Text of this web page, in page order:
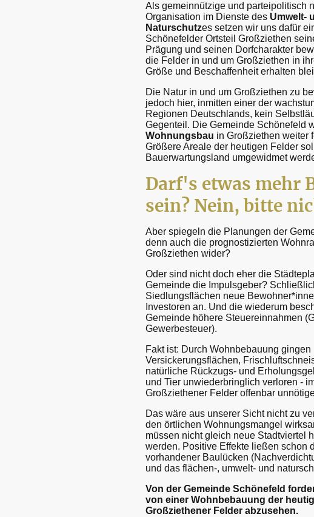
Als gemeinnützige und parteipolitisch
Organisation im Dienste des Umwelt-
Naturschutzes setzen wir uns dafür
Schönefelder Ortsteil Großziethen
Prägung und seinen Dorfcharakter
die Felder in und um Großziethen in
Größe und Beschaffenheit erhalten
Die Natur in und um Großziethen zu
jedoch hier, inmitten einer der
Regionen Deutschlands, kein
Gegenteil. Die Gemeinde Schönefeld
Wohnungsbau in Großziethen weiter
Größere Areale der heutigen Felder
Bauerwartungsland umgewidmet
Darf's etwas mehr
sein? Nein, bitte
Aber spiegeln die Planungen der
denn auch die prognostizierten
Großziethen wider?
Oder sind nicht doch eher die
Gemeinde die Impulsgeber?
Siedlungsflächen neue
Investoren an. Und die wiederum
Gemeinde höhere Steuereinnahmen
Gewerbesteuer).
Fakt ist: Durch Wohnbebauung gingen
Versickerungsflächen,
natürliche Rückzugs- und
und Tier unwiederbringlich verloren -
Großziethener Felder offenbar
Das wäre aus unserer Sicht nicht zu
den örtlichen Wohnungsmangel
müssen nicht gleich neue Stadtviertel
werden. Positive Effekte ließen schon
vorhandener Baulücken
und das flächen-, umwelt- und
Von der Gemeinde Schönefeld
von einer Wohnbebauung der
Großziethener Felder abzusehen.